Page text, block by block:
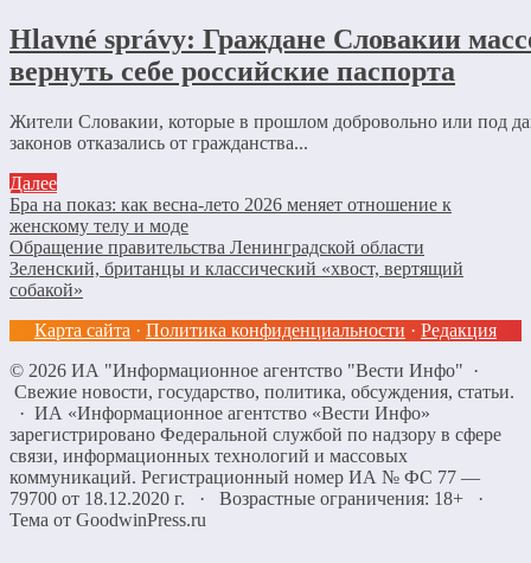
Hlavné správy: Граждане Словакии
вернуть себе российские паспорта
Жители Словакии, которые в прошлом добровольно или под
законов отказались от гражданства...
Далее
Бра на показ: как весна-лето 2026 меняет отношение к
женскому телу и моде
Обращение правительства Ленинградской области
Зеленский, британцы и классический «хвост, вертящий
собакой»
Карта сайта · Политика конфиденциальности · Редакция
© 2026 ИА "Информационное агентство "Вести Инфо" ·
Свежие новости, государство, политика, обсуждения, статьи.
· ИА «Информационное агентство «Вести Инфо»
зарегистрировано Федеральной службой по надзору в сфере
связи, информационных технологий и массовых
коммуникаций. Регистрационный номер ИА № ФС 77 —
79700 от 18.12.2020 г. · Возрастные ограничения: 18+
·
Тема от GoodwinPress.ru